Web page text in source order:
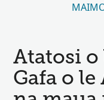
Atatosi o
Gafa o le